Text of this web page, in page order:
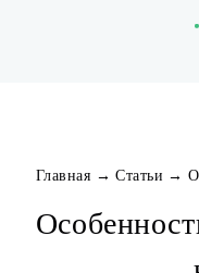
Главная → Статьи →